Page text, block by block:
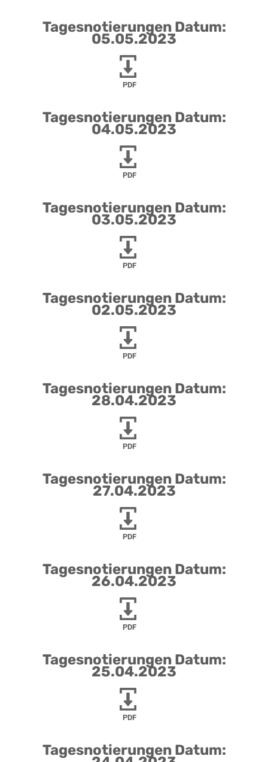
Tagesnotierungen Datum:
05.05.2023
PDF
Tagesnotierungen Datum:
04.05.2023
PDF
Tagesnotierungen Datum:
03.05.2023
PDF
Tagesnotierungen Datum:
02.05.2023
PDF
Tagesnotierungen Datum:
28.04.2023
PDF
Tagesnotierungen Datum:
27.04.2023
PDF
Tagesnotierungen Datum:
26.04.2023
PDF
Tagesnotierungen Datum:
25.04.2023
PDF
Tagesnotierungen Datum: